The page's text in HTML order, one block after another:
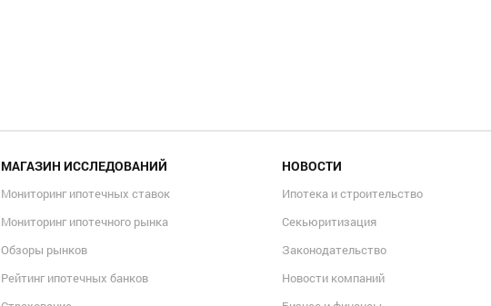
МАГАЗИН ИССЛЕДОВАНИЙ
Мониторинг ипотечных ставок
Мониторинг ипотечного рынка
Обзоры рынков
Рейтинг ипотечных банков
НОВОСТИ
Ипотека и строительство
Секьюритизация
Законодательство
Новости компаний